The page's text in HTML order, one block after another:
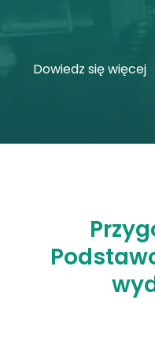
Dowiedz się więcej